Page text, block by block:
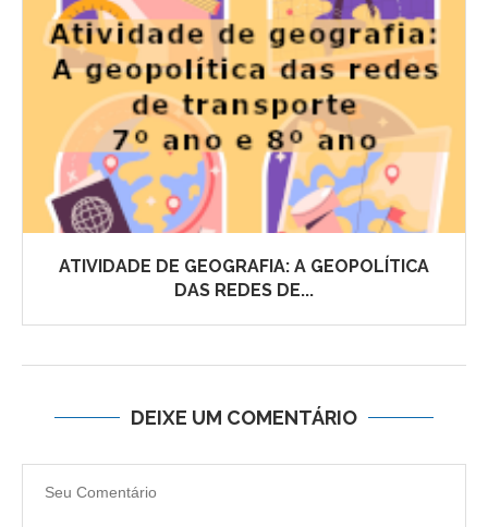
ATIVIDADE DE GEOGRAFIA: A GEOPOLÍTICA
DAS REDES DE...
DEIXE UM COMENTÁRIO